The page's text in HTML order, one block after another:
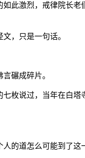
此激烈，戒律院长
，只是一句话。
碾成碎片。
枚说过，当年在白
的道怎么可能到了这